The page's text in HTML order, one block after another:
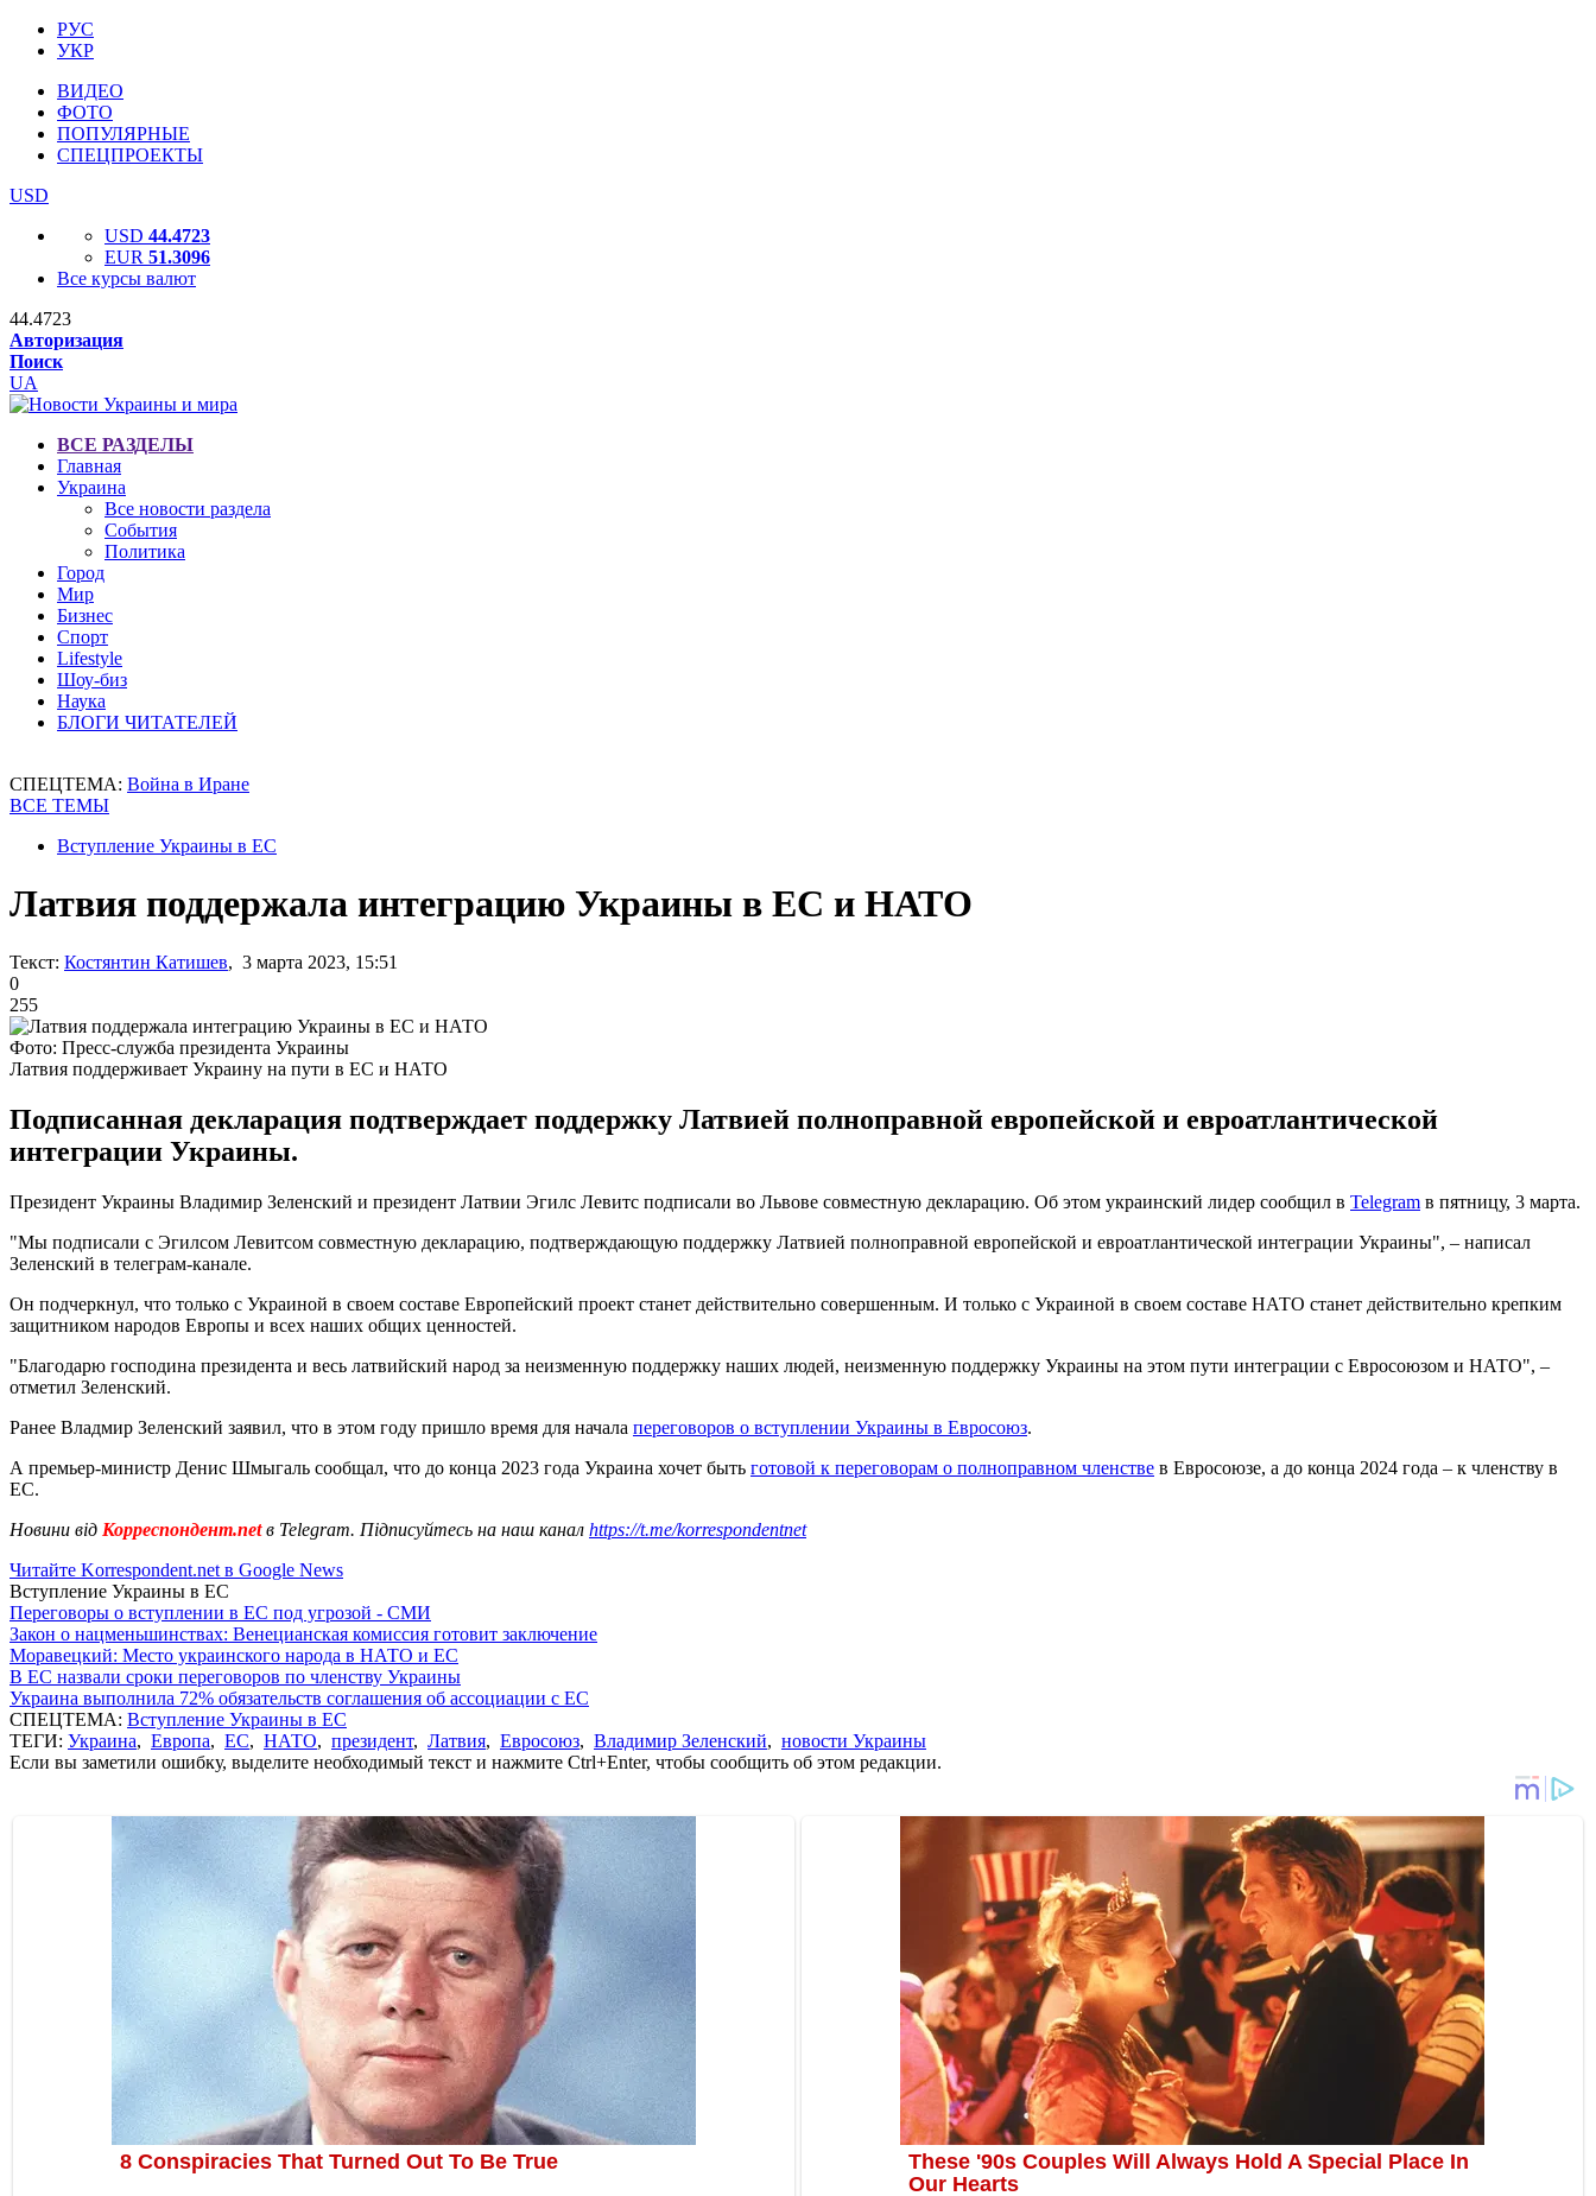
РУС
УКР
ВИДЕО
ФОТО
ПОПУЛЯРНЫЕ
СПЕЦПРОЕКТЫ
USD
USD 44.4723
EUR 51.3096
Все курсы валют
44.4723
Авторизация
Поиск
UA
ВСЕ РАЗДЕЛЫ
Главная
Украина
Все новости раздела
События
Политика
Город
Мир
Бизнес
Спорт
Lifestyle
Шоу-биз
Наука
БЛОГИ ЧИТАТЕЛЕЙ
СПЕЦТЕМА: Война в Иране
ВСЕ ТЕМЫ
Вступление Украины в ЕС
Латвия поддержала интеграцию Украины в ЕС и НАТО
Текст: Костянтин Катишев, 3 марта 2023, 15:51
0
255
Фото: Пресс-служба президента Украины
Латвия поддерживает Украину на пути в ЕС и НАТО
Подписанная декларация подтверждает поддержку Латвией полноправной европейской и евроатлантической
интеграции Украины.
Президент Украины Владимир Зеленский и президент Латвии Эгилс Левитс подписали во Львове совместную декларацию. Об этом украинский лидер сообщил в Telegram в пятницу, 3 марта.
"Мы подписали с Эгилсом Левитсом совместную декларацию, подтверждающую поддержку Латвией полноправной европейской и евроатлантической интеграции Украины", – написал
Зеленский в телеграм-канале.
Он подчеркнул, что только с Украиной в своем составе Европейский проект станет действительно совершенным. И только с Украиной в своем составе НАТО станет действительно крепким
защитником народов Европы и всех наших общих ценностей.
"Благодарю господина президента и весь латвийский народ за неизменную поддержку наших людей, неизменную поддержку Украины на этом пути интеграции с Евросоюзом и НАТО", –
отметил Зеленский.
Ранее Владмир Зеленский заявил, что в этом году пришло время для начала переговоров о вступлении Украины в Евросоюз.
А премьер-министр Денис Шмыгаль сообщал, что до конца 2023 года Украина хочет быть готовой к переговорам о полноправном членстве в Евросоюзе, а до конца 2024 года – к членству в
ЕС.
Новини від Корреспондент.netв Telegram. Підписуйтесь на наш канал https://t.me/korrespondentnet
Читайте Korrespondent.net в Google News
Вступление Украины в ЕС
Переговоры о вступлении в ЕС под угрозой - СМИ
Закон о нацменьшинствах: Венецианская комиссия готовит заключение
Моравецкий: Место украинского народа в НАТО и ЕС
В ЕС назвали сроки переговоров по членству Украины
Украина выполнила 72% обязательств соглашения об ассоциации с ЕС
СПЕЦТЕМА: Вступление Украины в ЕС
ТЕГИ: Украина, Европа, ЕС, НАТО, президент, Латвия, Евросоюз, Владимир Зеленский, новости Украины
Если вы заметили ошибку, выделите необходимый текст и нажмите Ctrl+Enter, чтобы сообщить об этом редакции.